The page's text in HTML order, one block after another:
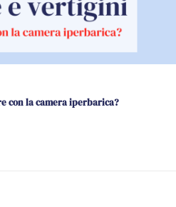
con la camera iperbarica?